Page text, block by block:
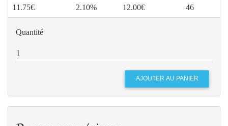
11.75€ 2.10% 12.00€ 46
Quantité